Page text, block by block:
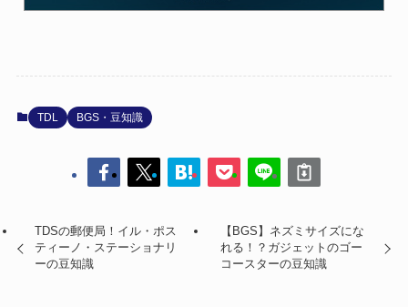
TDL BGS・豆知識
TDSの郵便局！イル・ポス
ティーノ・ステーショナリ
ーの豆知識
【BGS】ネズミサイズにな
れる！？ガジェットのゴー
コースターの豆知識